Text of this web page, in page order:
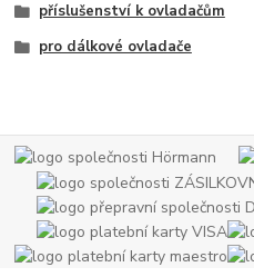
příslušenství k ovladačům
pro dálkové ovladače